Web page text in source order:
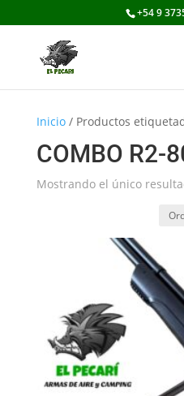
+54 9
Inicio/ Productos
COMBO R2-
Mostrando el único